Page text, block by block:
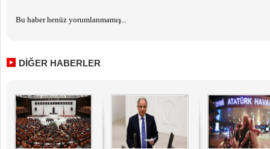
Bu haber henüz yorumlanmamış...
DİĞER HABERLER